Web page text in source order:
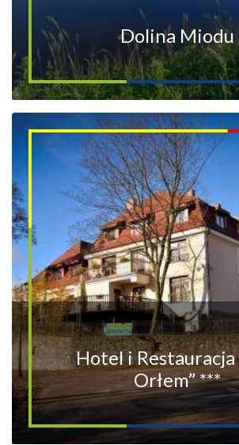
Dolina Miodu
Hotel i Restauracja
Orłem” ***